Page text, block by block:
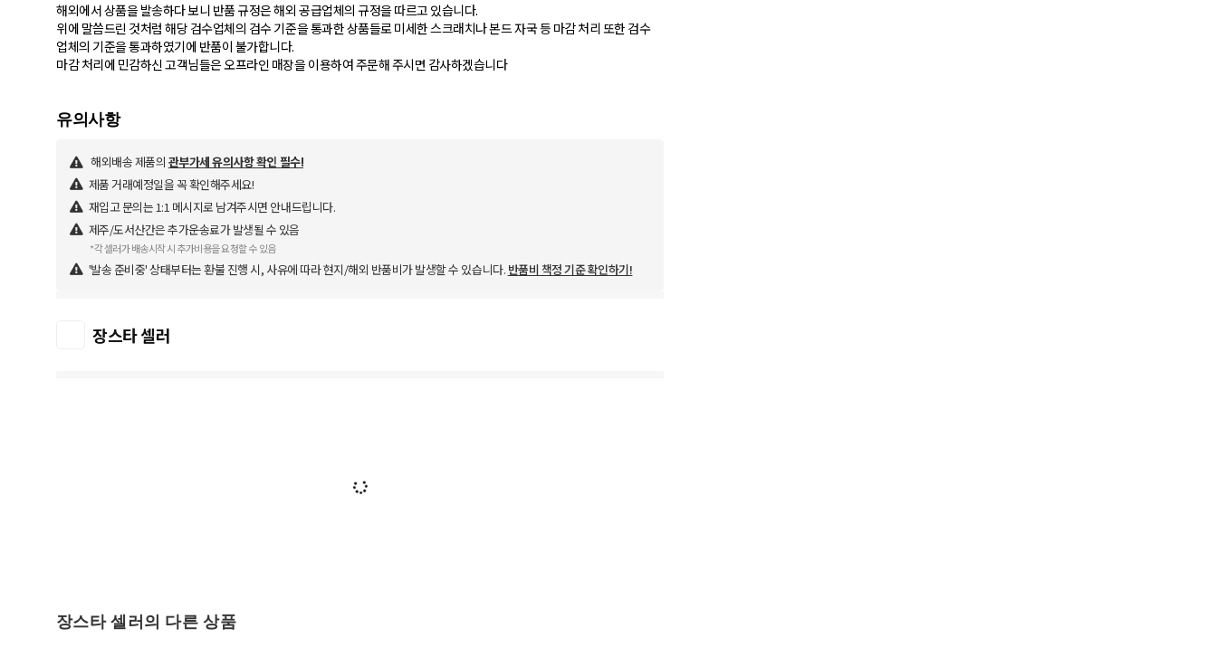
해외에서 상품을 발송하다 보니 반품 규정은 해외 공급업체의 규정을 따르고 있습니다.
위에 말씀드린 것처럼 해당 검수업체의 검수 기준을 통과한 상품들로 미세한 스크래치나 본드 자국 등 마감 처리 또한 검수
업체의 기준을 통과하였기에 반품이 불가합니다.
마감 처리에 민감하신 고객님들은 오프라인 매장을 이용하여 주문해 주시면 감사하겠습니다
유의사항
해외배송 제품의 관부가세 유의사항 확인 필수!
제품 거래예정일을 꼭 확인해주세요!
재입고 문의는 1:1 메시지로 남겨주시면 안내드립니다.
제주/도서산간은 추가운송료가 발생될 수 있음
*각 셀러가 배송시작 시 추가비용을 요청할 수 있음
'발송 준비중' 상태부터는 환불 진행 시, 사유에 따라 현지/해외 반품비가 발생할 수 있습니다. 반품비 책정 기준 확인하기!
장스타 셀러
장스타 셀러의 다른 상품